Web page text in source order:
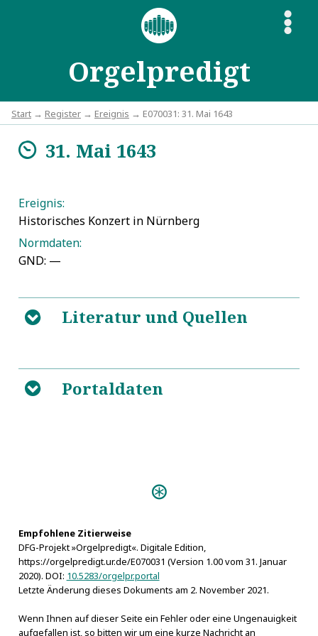
Orgelpredigt
S
Start → Register → Ereignis → E070031: 31. Mai 1643
m31. Mai 1643
Ereignis:
Historisches Konzert in Nürnberg
Normdaten:
GND: —
B Literatur und Quellen
5
Das Historische Konzert
vom 31. Mai 1643
Mitteilungen des Vereins für
B Portaldaten
Schuldiges Lob Gottes (Nürnberg
Personen:
Dilherr, Johann Michael
Empfohlene Zitierweise
DFG-Projekt »Orgelpredigt«. Digitale Edition,
https://orgelpredigt.ur.de/E070031 (Version 1.00 vom 31. Januar
2020). DOI: 10.5283/orgelpr.portal
Letzte Änderung dieses Dokuments am 2. November 2021.
Wenn Ihnen auf dieser Seite ein Fehler oder eine Ungenauigkeit
aufgefallen ist, so bitten wir um eine kurze Nachricht an